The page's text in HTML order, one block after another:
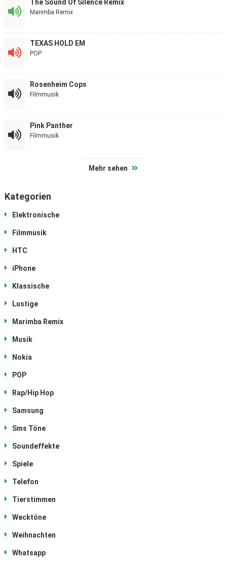
The Sound Of Silence Remix
Marimba Remix
TEXAS HOLD EM
POP
Rosenheim Cops
Filmmusik
Pink Panther
Filmmusik
Mehr sehen
Kategorien
Elektronische
Filmmusik
HTC
iPhone
Klassische
Lustige
Marimba Remix
Musik
Nokia
POP
Rap/Hip Hop
Samsung
Sms Töne
Soundeffekte
Spiele
Telefon
Tierstimmen
Wecktöne
Weihnachten
Whatsapp